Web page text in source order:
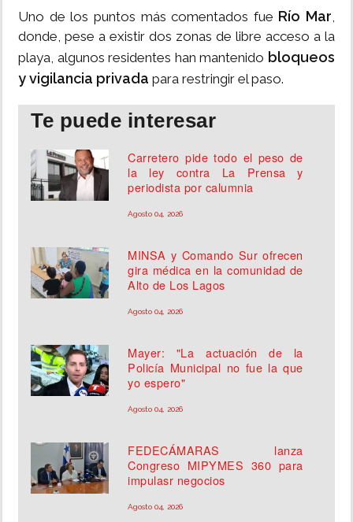
Uno de los puntos más comentados fue Río Mar,
donde, pese a existir dos zonas de libre acceso a la
playa, algunos residentes han mantenido bloqueos
y vigilancia privada para restringir el paso.
Te puede interesar
Carretero pide todo el peso de
la ley contra La Prensa y
periodista por calumnia
Agosto 04, 2026
MINSA y Comando Sur ofrecen
gira médica en la comunidad de
Alto de Los Lagos
Agosto 04, 2026
Mayer: "La actuación de la
Policía Municipal no fue la que
yo espero"
Agosto 04, 2026
FEDECÁMARAS lanza
Congreso MIPYMES 360 para
impulasr negocios
Agosto 04, 2026